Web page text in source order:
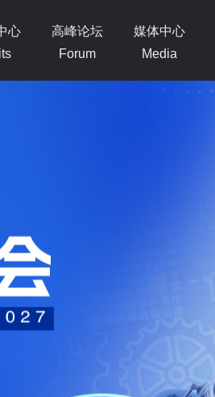
心
高峰论坛
Forum
媒体中心
Media